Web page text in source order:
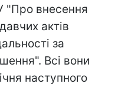
"Про внесення
актів
за
Всі вони
наступного